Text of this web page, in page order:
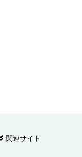
関連サイト